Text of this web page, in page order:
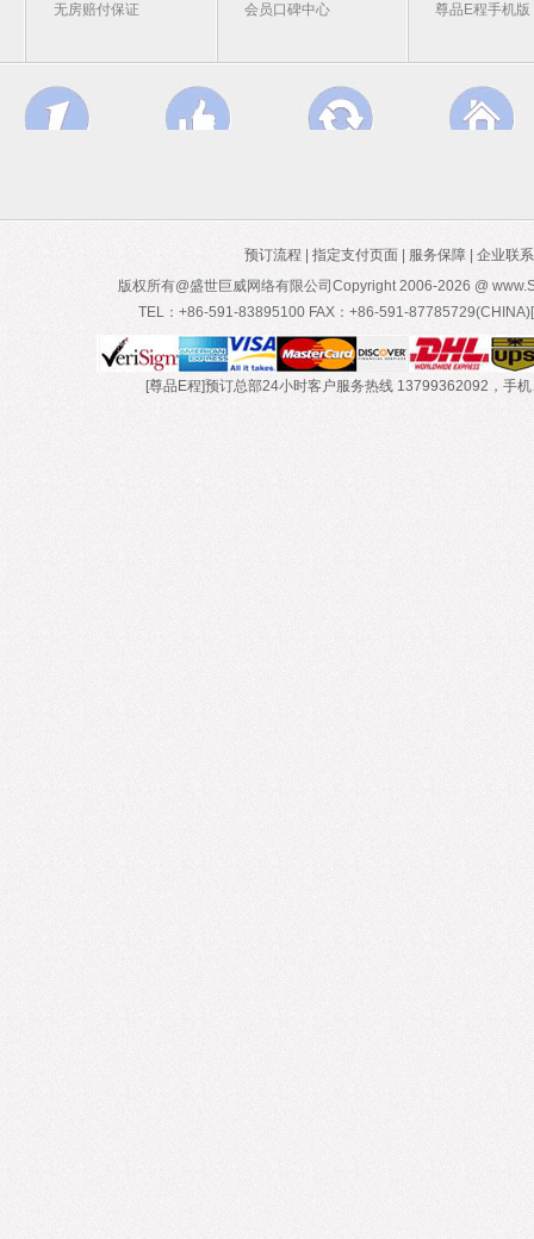
无房赔付保证
会员口碑中心
尊品E程手机版
预订流程 指定支付页面| 服务保障| 企业联系
版权所有@盛世巨威网络有限公司Copyright 2006-2026 @
TEL：+86-591-83895100 FAX：+86-591-
[尊品E程]预订总部24小时客户服务热线 13799362092，手